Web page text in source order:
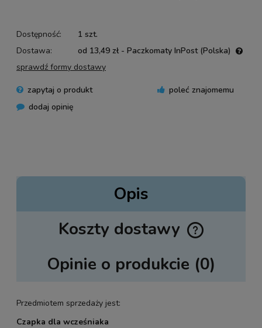
Dostępność:
1 szt.
Dostawa:
od 13,49 zł - Paczkomaty InPost (Polska)
sprawdź formy dostawy
zapytaj o produkt
poleć znajomemu
dodaj opinię
Opis
Koszty dostawy
Cena nie zawiera ewentualnych kosztów płatności
Opinie o produkcie (0)
Przedmiotem sprzedaży jest:
Czapka dla wcześniaka